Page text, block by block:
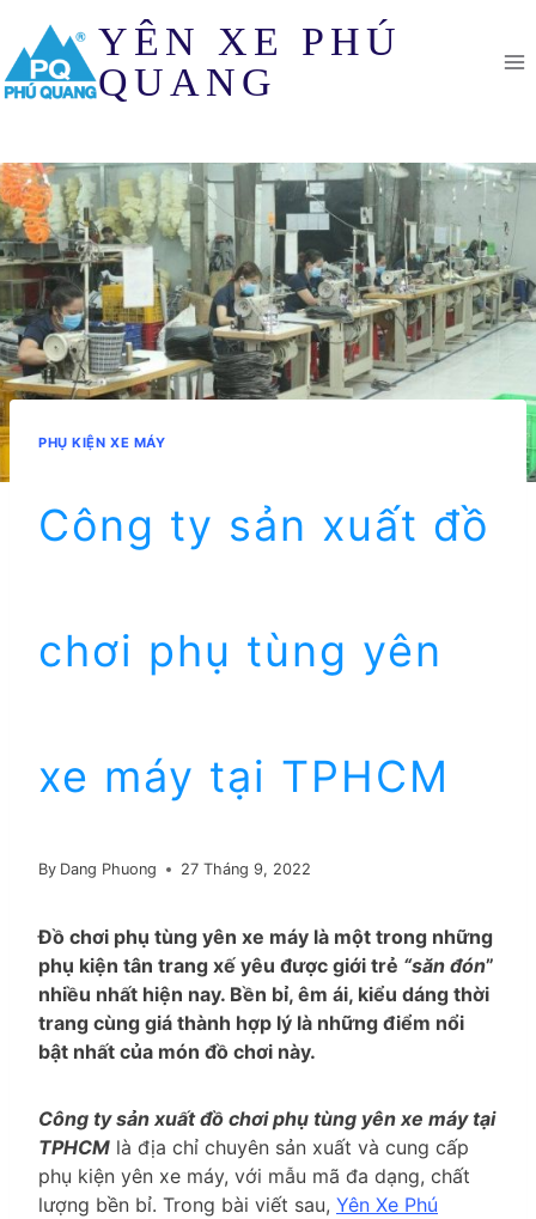
content
YÊN XE PHÚ
QUANG
PHỤ KIỆN XE MÁY
Công ty sản xuất đồ
chơi phụ tùng yên
xe máy tại TPHCM
By Dang Phuong 27 Tháng 9, 2022
Đồ chơi phụ tùng yên xe máy là một trong những
phụ kiện tân trang xế yêu được giới trẻ “săn đón”
nhiều nhất hiện nay. Bền bỉ, êm ái, kiểu dáng thời
trang cùng giá thành hợp lý là những điểm nổi
bật nhất của món đồ chơi này.
Công ty sản xuất đồ chơi phụ tùng yên xe máy tại
TPHCM là địa chỉ chuyên sản xuất và cung cấp
phụ kiện yên xe máy, với mẫu mã đa dạng, chất
lượng bền bỉ. Trong bài viết sau, Yên Xe Phú